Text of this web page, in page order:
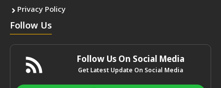
Privacy Policy
Follow Us
Follow Us On Social Media
Get Latest Update On Social Media